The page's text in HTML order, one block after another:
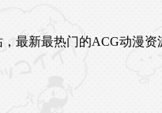
最新最热门的ACG动漫